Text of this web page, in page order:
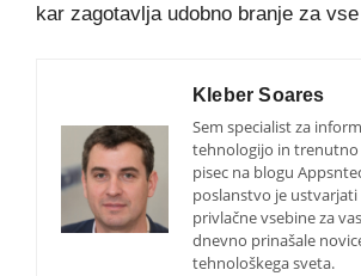
kar zagotavlja udobno branje za
Kleber Soares
Sem specialist za
tehnologijo in
pisec na blogu
poslanstvo je
privlačne vsebine za
dnevno prinašale
tehnološkega sveta.